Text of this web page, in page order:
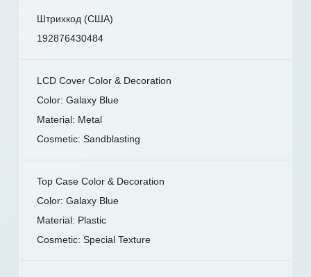
Штрихкод (США)
192876430484
LCD Cover Color & Decoration
Color: Galaxy Blue
Material: Metal
Cosmetic: Sandblasting
Top Case Color & Decoration
Color: Galaxy Blue
Material: Plastic
Cosmetic: Special Texture